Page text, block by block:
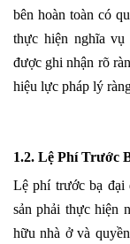
bên hoàn toàn có
thực hiện nghĩa vụ
được ghi nhận rõ
hiệu lực pháp lý
1.2. Lệ Phí Trước
Lệ phí trước bạ đại
sản phải thực hiện
hữu nhà ở và